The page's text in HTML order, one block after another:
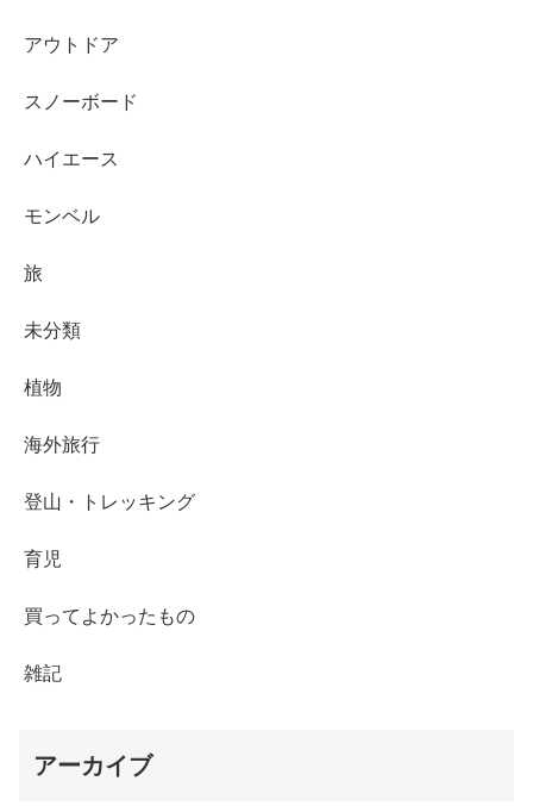
アウトドア
スノーボード
ハイエース
モンベル
旅
未分類
植物
海外旅行
登山・トレッキング
育児
買ってよかったもの
雑記
アーカイブ